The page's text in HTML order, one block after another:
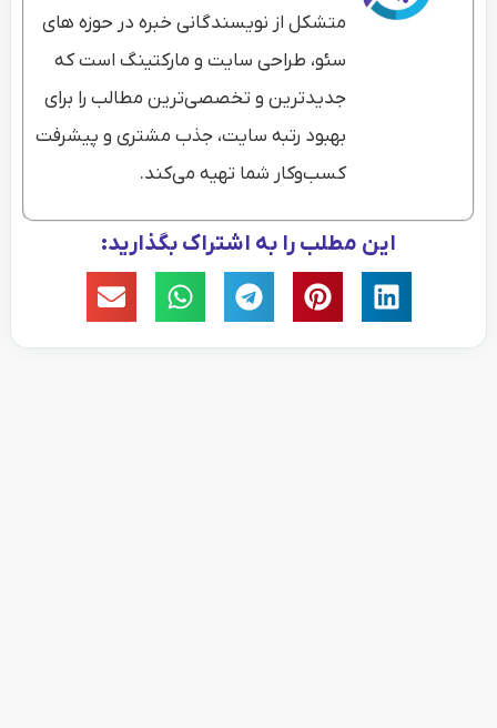
متشکل از نویسندگانی خبره در حوزه های
سئو، طراحی سایت و مارکتینگ است که
جدیدترین و تخصصی‌ترین مطالب را برای
بهبود رتبه سایت، جذب مشتری و پیشرفت
کسب‌وکار شما تهیه می‌کند.
این مطلب را به اشتراک بگذارید: